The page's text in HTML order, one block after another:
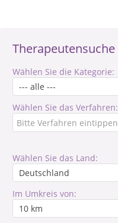
Therapeutensuche
Wählen Sie die Kategorie:
Wählen Sie das Verfahren:
Wählen Sie das Land:
Im Umkreis von: